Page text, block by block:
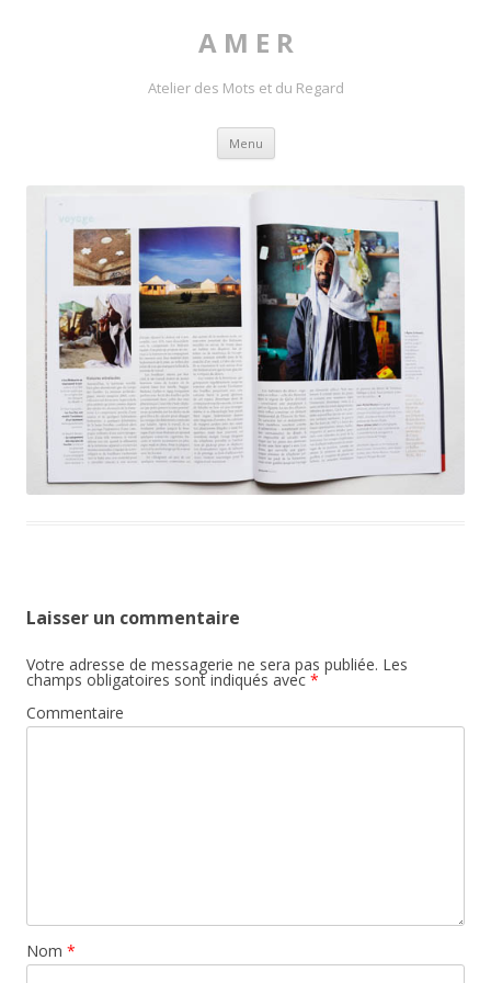
A M E R
Atelier des Mots et du Regard
Menu Skip to content
Laisser un commentaire
Votre adresse de messagerie ne sera pas publiée. Les
champs obligatoires sont indiqués avec *
Commentaire
Nom *